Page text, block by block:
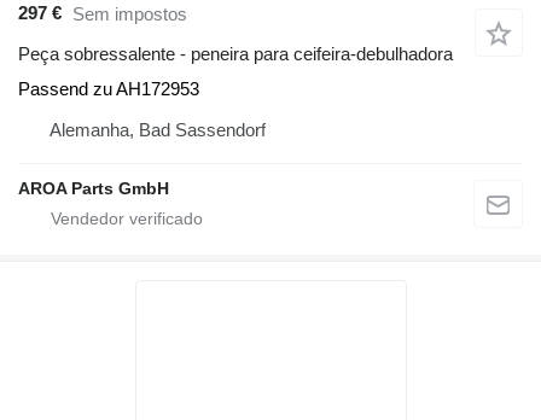
297 € Sem impostos
Peça sobressalente - peneira para ceifeira-debulhadora
Passend zu AH172953
Alemanha, Bad Sassendorf
AROA Parts GmbH